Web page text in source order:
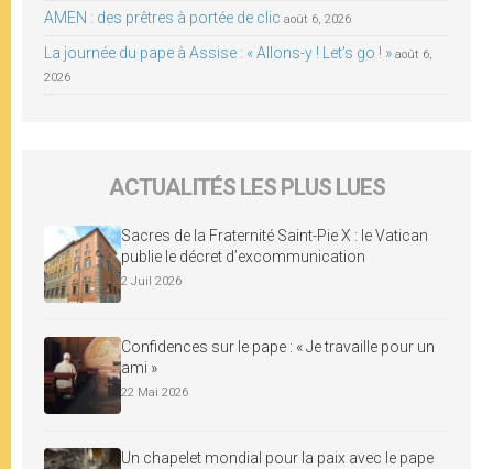
AMEN : des prêtres à portée de clic août 6, 2026
La journée du pape à Assise : « Allons-y ! Let’s go ! » août 6,
2026
ACTUALITÉS LES PLUS LUES
Sacres de la Fraternité Saint-Pie X : le Vatican
publie le décret d’excommunication
2 Juil 2026
Confidences sur le pape : « Je travaille pour un
ami »
22 Mai 2026
Un chapelet mondial pour la paix avec le pape